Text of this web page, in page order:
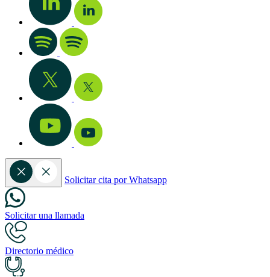
Solicitar cita por Whatsapp
Solicitar una llamada
Directorio médico